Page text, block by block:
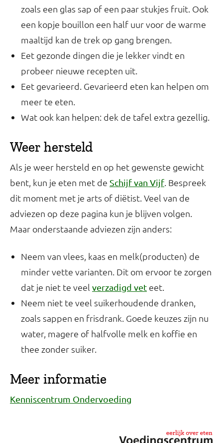
zoals een glas sap of een paar stukjes fruit. Ook
een kopje bouillon een half uur voor de warme
maaltijd kan de trek op gang brengen.
Eet gezonde dingen die je lekker vindt en
probeer nieuwe recepten uit.
Eet gevarieerd. Gevarieerd eten kan helpen om
meer te eten.
Wat ook kan helpen: dek de tafel extra gezellig.
Weer hersteld
Als je weer hersteld en op het gewenste gewicht
bent, kun je eten met de Schijf van Vijf. Bespreek
dit moment met je arts of diëtist. Veel van de
adviezen op deze pagina kun je blijven volgen.
Maar onderstaande adviezen zijn anders:
Neem van vlees, kaas en melk(producten) de
minder vette varianten. Dit om ervoor te zorgen
dat je niet te veel verzadigd vet eet.
Neem niet te veel suikerhoudende dranken,
zoals sappen en frisdrank. Goede keuzes zijn nu
water, magere of halfvolle melk en koffie en
thee zonder suiker.
Meer informatie
Kenniscentrum Ondervoeding